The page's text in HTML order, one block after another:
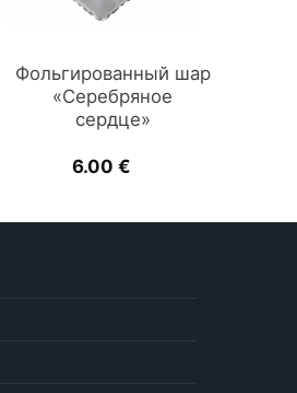
Фольгированный шар
«Серебряное
сердце»
6.00 €